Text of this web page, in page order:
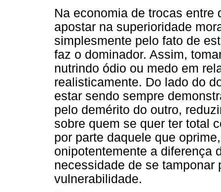
Na economia de trocas entre
apostar na superioridade
simplesmente pelo fato de
faz o dominador. Assim,
nutrindo ódio ou medo em
realisticamente. Do lado do
estar sendo sempre
pelo demérito do outro,
sobre quem se quer ter total
por parte daquele que
onipotentemente a diferença
necessidade de se tamponar
vulnerabilidade.